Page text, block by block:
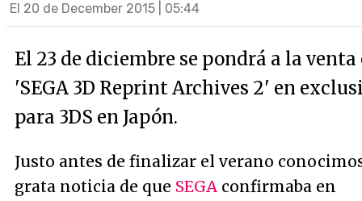
El 20 de December 2015 | 05:44
El 23 de diciembre se pondrá a la venta
'SEGA 3D Reprint Archives 2' en
para 3DS en Japón.
Justo antes de finalizar el verano
grata noticia de que SEGA confirmaba en